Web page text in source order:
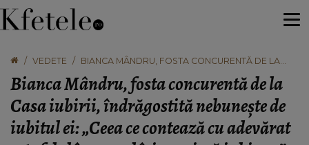
VEDETE
BIANCA MÂNDRU, FOSTA CONCURENTĂ DE LA
IUBITUL EI: „CEEA CE CONTEAZĂ CU ADEVĂRAT
ESTE FELUL ÎN CARE EL ÎȘI EXPRIMĂ IUBIREA.”
Bianca Mândru, fosta concurentă de la
Casa iubirii, îndrăgostită nebunește de
iubitul ei: „Ceea ce contează cu adevărat